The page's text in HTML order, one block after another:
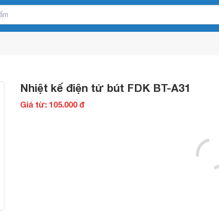
Nhiệt kế điện tử bút FDK BT-A31
Giá từ: 105.000 đ